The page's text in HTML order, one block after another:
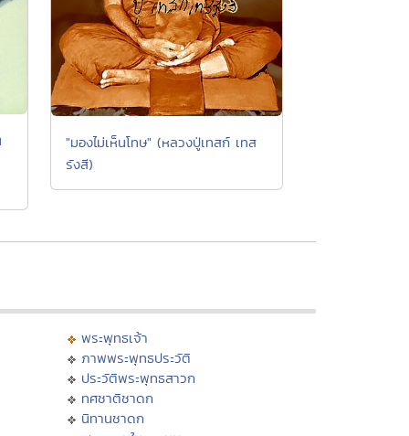
"มองไม่เห็นโทษ" (หลวงปู่เทสก์ เทส
รังสี)
พระพุทธเจ้า
ภาพพระพุทธประวัติ
ประวัติพระพุทธสาวก
ทศชาติชาดก
นิทานชาดก